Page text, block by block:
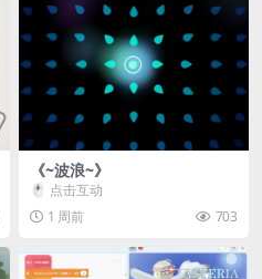
《~波浪~》
🖱️ 点击互动
1 周前
703